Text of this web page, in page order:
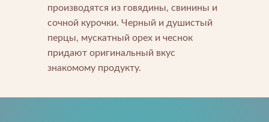
производятся из говядины, свинины и
сочной курочки. Черный и душистый
перцы, мускатный орех и чеснок
придают оригинальный вкус
знакомому продукту.